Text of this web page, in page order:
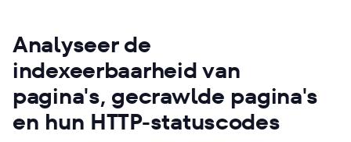
Analyseer de
indexeerbaarheid van
pagina's, gecrawlde pagina's
en hun HTTP-statuscodes